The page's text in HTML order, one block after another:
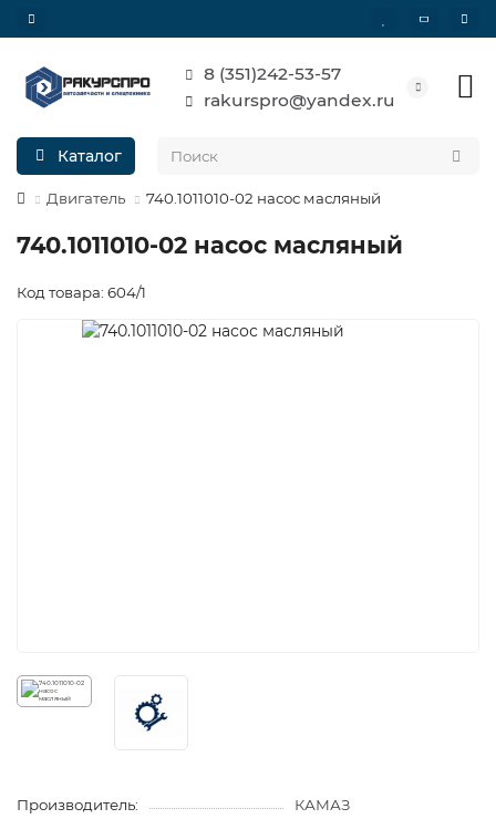
8 (351)242-53-57
rakurspro@yandex.ru
Каталог
Двигатель 740.1011010-02 насос масляный
740.1011010-02 насос масляный
Код товара: 604/1
Производитель:
КАМАЗ